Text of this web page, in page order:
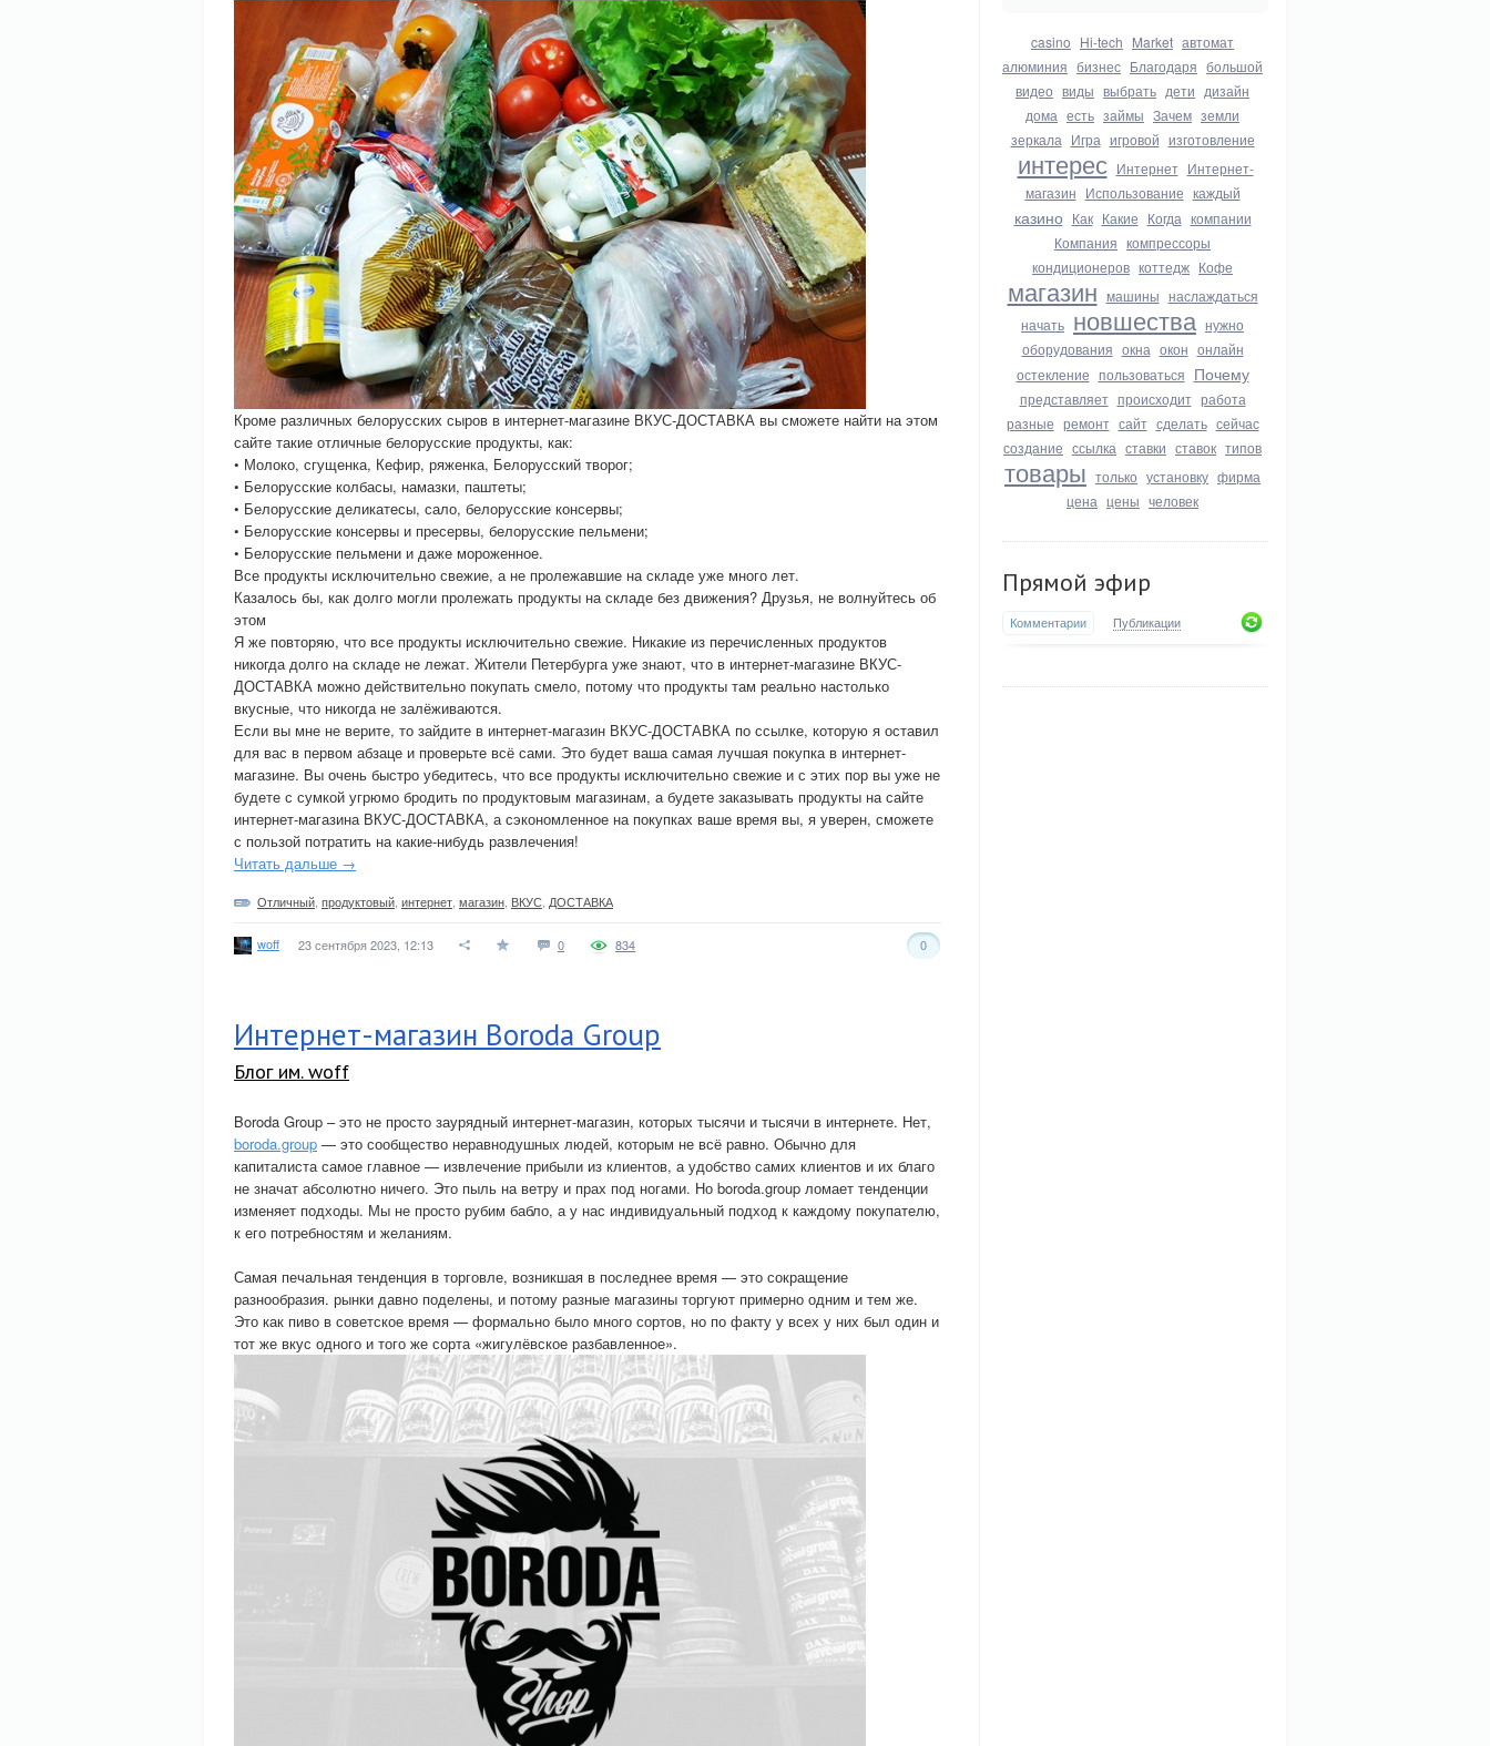
casino Hi-tech Market автомат
алюминия бизнес Благодаря большой
видео виды выбрать дети дизайн
дома есть займы Зачем земли
зеркала Игра игровой изготовление
интерес Интернет Интернет-
магазин Использование каждый
казино Как Какие Когда компании
Компания компрессоры
кондиционеров коттедж Кофе
магазин машины наслаждаться
начать новшества нужно
оборудования окна окон онлайн
остекление пользоваться Почему
представляет происходит работа
разные ремонт сайт сделать сейчас
создание ссылка ставки ставок типов
товары только установку фирма
цена цены человек
Прямой эфир
Комментарии Публикации
Кроме различных белорусских сыров в интернет-магазине ВКУС-ДОСТАВКА вы сможете найти на этом
сайте такие отличные белорусские продукты, как:
• Молоко, сгущенка, Кефир, ряженка, Белорусский творог;
• Белорусские колбасы, намазки, паштеты;
• Белорусские деликатесы, сало, белорусские консервы;
• Белорусские консервы и пресервы, белорусские пельмени;
• Белорусские пельмени и даже мороженное.
Все продукты исключительно свежие, а не пролежавшие на складе уже много лет.
Казалось бы, как долго могли пролежать продукты на складе без движения? Друзья, не волнуйтесь об
этом
Я же повторяю, что все продукты исключительно свежие. Никакие из перечисленных продуктов
никогда долго на складе не лежат. Жители Петербурга уже знают, что в интернет-магазине ВКУС-
ДОСТАВКА можно действительно покупать смело, потому что продукты там реально настолько
вкусные, что никогда не залёживаются.
Если вы мне не верите, то зайдите в интернет-магазин ВКУС-ДОСТАВКА по ссылке, которую я оставил
для вас в первом абзаце и проверьте всё сами. Это будет ваша самая лучшая покупка в интернет-
магазине. Вы очень быстро убедитесь, что все продукты исключительно свежие и с этих пор вы уже не
будете с сумкой угрюмо бродить по продуктовым магазинам, а будете заказывать продукты на сайте
интернет-магазина ВКУС-ДОСТАВКА, а сэкономленное на покупках ваше время вы, я уверен, сможете
с пользой потратить на какие-нибудь развлечения!
Читать дальше →
Отличный продуктовый интернет магазин ВКУС ДОСТАВКА
woff 23 сентября 2023, 12:13 0 0
834
Интернет-магазин Boroda Group
Блог им. woff
Boroda Group – это не просто заурядный интернет-магазин, которых тысячи и тысячи в интернете. Нет,
boroda.group — это сообщество неравнодушных людей, которым не всё равно. Обычно для
капиталиста самое главное — извлечение прибыли из клиентов, а удобство самих клиентов и их благо
не значат абсолютно ничего. Это пыль на ветру и прах под ногами. Но boroda.group ломает тенденции
изменяет подходы. Мы не просто рубим бабло, а у нас индивидуальный подход к каждому покупателю,
к его потребностям и желаниям.
Самая печальная тенденция в торговле, возникшая в последнее время — это сокращение
разнообразия. рынки давно поделены, и потому разные магазины торгуют примерно одним и тем же.
Это как пиво в советское время — формально было много сортов, но по факту у всех у них был один и
тот же вкус одного и того же сорта «жигулёвское разбавленное».